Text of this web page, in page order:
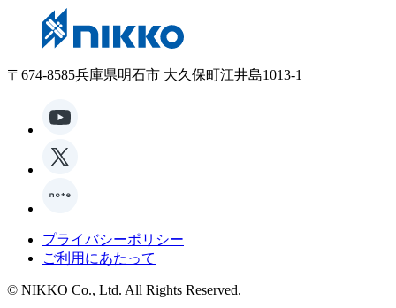
〒674-8585兵庫県明石市 大久保町江井島1013-1
プライバシーポリシー
ご利用にあたって
© NIKKO Co., Ltd. All Rights Reserved.